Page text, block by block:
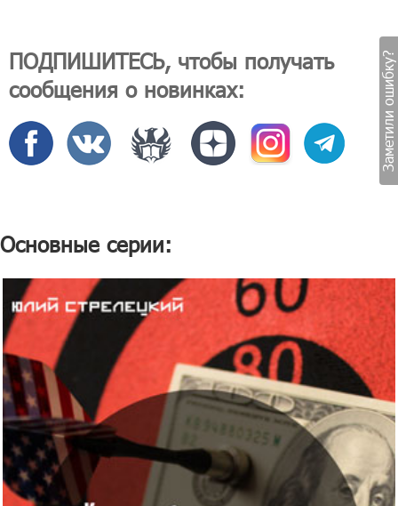
ПОДПИШИТЕСЬ, чтобы получать
сообщения о новинках:
Основные серии:
Заметили ошибку?